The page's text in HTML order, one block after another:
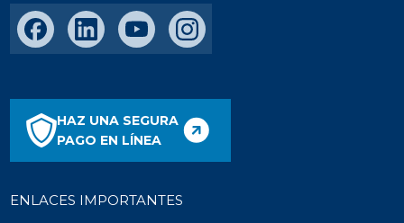
HAZ UNA SEGURA
PAGO EN LÍNEA
ENLACES IMPORTANTES